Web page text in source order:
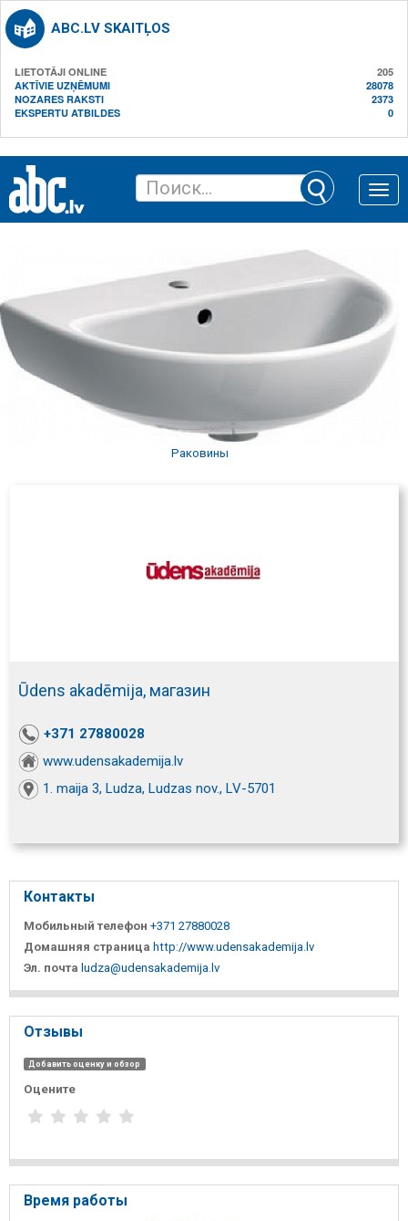
ABC.LV SKAITĻOS
LIETOTĀJI ONLINE
205
AKTĪVIE UZŅĒMUMI
28078
NOZARES RAKSTI
2373
EKSPERTU ATBILDES
0
Toggle
Раковины
Ūdens akadēmija, магазин
+371 27880028
www.udensakademija.lv
1. maija 3, Ludza, Ludzas nov., LV-5701
Контакты
Мобильный телефон +371 27880028
Домашняя страница http://www.udensakademija.lv
Эл. почта ludza@udensakademija.lv
Отзывы
Добавить оценку и обзор
Оцените
Время работы